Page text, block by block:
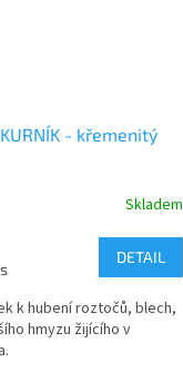
KURNÍK - křemenitý
Skladem
DETAIL
k hubení roztočů, blech,
hmyzu žijícího v